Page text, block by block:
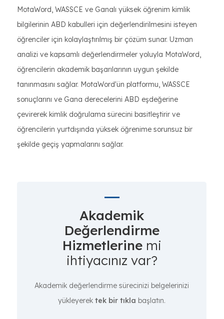
MotaWord, WASSCE ve Ganalı yüksek öğrenim kimlik
bilgilerinin ABD kabulleri için değerlendirilmesini isteyen
öğrenciler için kolaylaştırılmış bir çözüm sunar. Uzman
analizi ve kapsamlı değerlendirmeler yoluyla MotaWord,
öğrencilerin akademik başarılarının uygun şekilde
tanınmasını sağlar. MotaWord'ün platformu, WASSCE
sonuçlarını ve Gana derecelerini ABD eşdeğerine
çevirerek kimlik doğrulama sürecini basitleştirir ve
öğrencilerin yurtdışında yüksek öğrenime sorunsuz bir
şekilde geçiş yapmalarını sağlar.
Akademik
Değerlendirme
Hizmetlerinemi
ihtiyacınız var?
Akademik değerlendirme sürecinizi belgelerinizi
yükleyerek tek bir tıkla başlatın.